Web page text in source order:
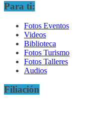
Para ti:
Fotos Eventos
Videos
Biblioteca
Fotos Turismo
Fotos Talleres
Audios
Filiación